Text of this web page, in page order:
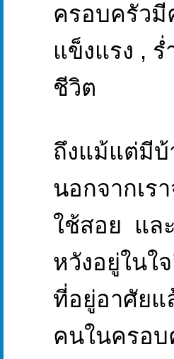
ครอบครัว
แข็งแรง ,
ชีวิต
ถึงแม้แต่มีบ้
นอกจากเร
ใช้สอย แล
หวังอยู่ในใ
ที่อยู่อาศัยแ
คนในครอบ